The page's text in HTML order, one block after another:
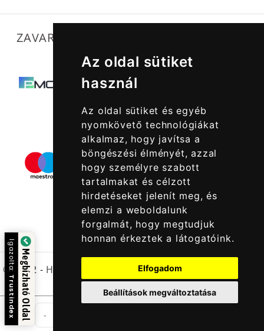
Az oldal sütiket
használ
Az oldal sütiket és egyéb
nyomkövető technológiákat
alkalmaz, hogy javítsa a
böngészési élményét, azzal
hogy személyre szabott
tartalmakat és célzott
hirdetéseket jelenít meg, és
elemzi a weboldalunk
forgalmát, hogy megtudjuk
honnan érkeztek a látogatóink.
Elfogadom
Beállítások megváltoztatása
-
ZAVARTALAN MŰKÖDÉSÜNKET SEGÍTIK
© 2022 - Halcatraz Kft.
Megbízható Oldal
Igazolta:
Trustindex